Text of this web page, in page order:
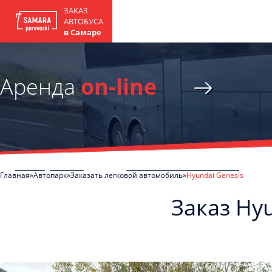
ЗАКАЗ
АВТОБУСА
в Самаре
Арендаon-line
Главная Автопарк Заказать легковой автомобиль Hyundai Genesis
Заказ